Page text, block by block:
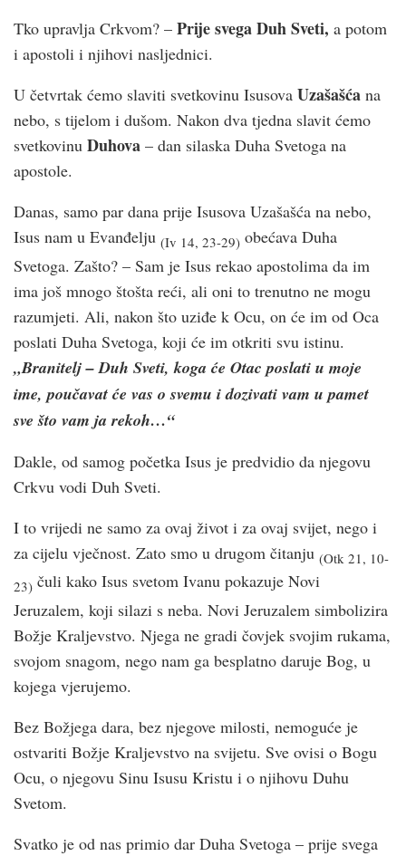
Tko upravlja Crkvom? – Prije svega Duh Sveti, a potom
i apostoli i njihovi nasljednici.
U četvrtak ćemo slaviti svetkovinu Isusova Uzašašća na
nebo, s tijelom i dušom. Nakon dva tjedna slavit ćemo
svetkovinu Duhova – dan silaska Duha Svetoga na
apostole.
Danas, samo par dana prije Isusova Uzašašća na nebo,
Isus nam u Evanđelju (Iv 14, 23-29) obećava Duha
Svetoga. Zašto? – Sam je Isus rekao apostolima da im
ima još mnogo štošta reći, ali oni to trenutno ne mogu
razumjeti. Ali, nakon što uziđe k Ocu, on će im od Oca
poslati Duha Svetoga, koji će im otkriti svu istinu.
„Branitelj – Duh Sveti, koga će Otac poslati u moje
ime, poučavat će vas o svemu i dozivati vam u pamet
sve što vam ja rekoh…“
Dakle, od samog početka Isus je predvidio da njegovu
Crkvu vodi Duh Sveti.
I to vrijedi ne samo za ovaj život i za ovaj svijet, nego i
za cijelu vječnost. Zato smo u drugom čitanju (Otk 21, 10-
23) čuli kako Isus svetom Ivanu pokazuje Novi
Jeruzalem, koji silazi s neba. Novi Jeruzalem simbolizira
Božje Kraljevstvo. Njega ne gradi čovjek svojim rukama,
svojom snagom, nego nam ga besplatno daruje Bog, u
kojega vjerujemo.
Bez Božjega dara, bez njegove milosti, nemoguće je
ostvariti Božje Kraljevstvo na svijetu. Sve ovisi o Bogu
Ocu, o njegovu Sinu Isusu Kristu i o njihovu Duhu
Svetom.
Svatko je od nas primio dar Duha Svetoga – prije svega